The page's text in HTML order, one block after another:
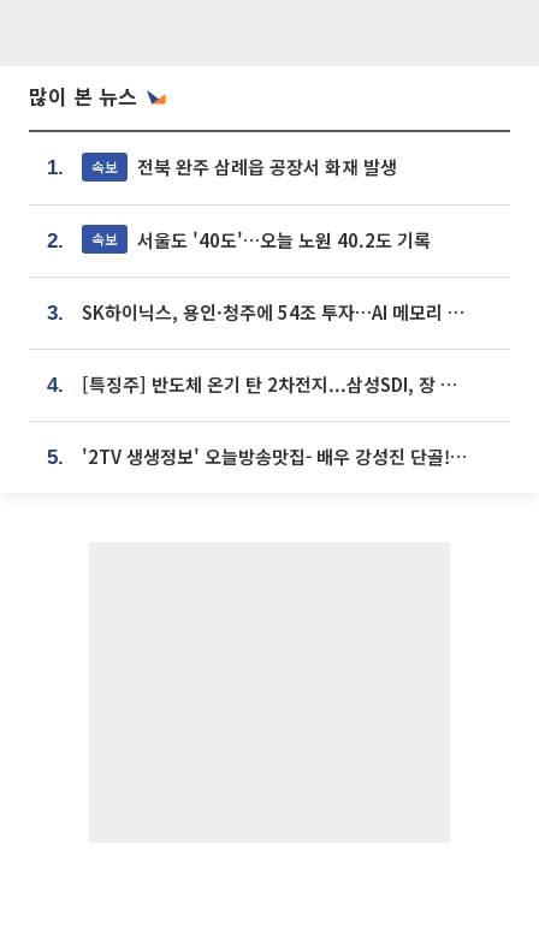
많이 본 뉴스
1. 속보 전북 완주 삼례읍 공장서 화재 발생
2. 속보 서울도 '40도'…오늘 노원 40.2도 기록
3. SK하이닉스, 용인·청주에 54조 투자…AI 메모리 생산기지 키운다
4. [특징주] 반도체 온기 탄 2차전지...삼성SDI, 장 초반 7% 넘게 껑충
5. '2TV 생생정보' 오늘방송맛집- 배우 강성진 단골! 쌀국수ㆍ푸팟퐁 커리 맛집 '블○○○'